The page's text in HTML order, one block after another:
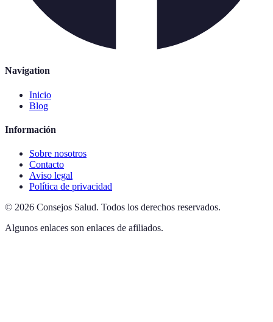
Navigation
Inicio
Blog
Información
Sobre nosotros
Contacto
Aviso legal
Política de privacidad
© 2026 Consejos Salud. Todos los derechos reservados.
Algunos enlaces son enlaces de afiliados.